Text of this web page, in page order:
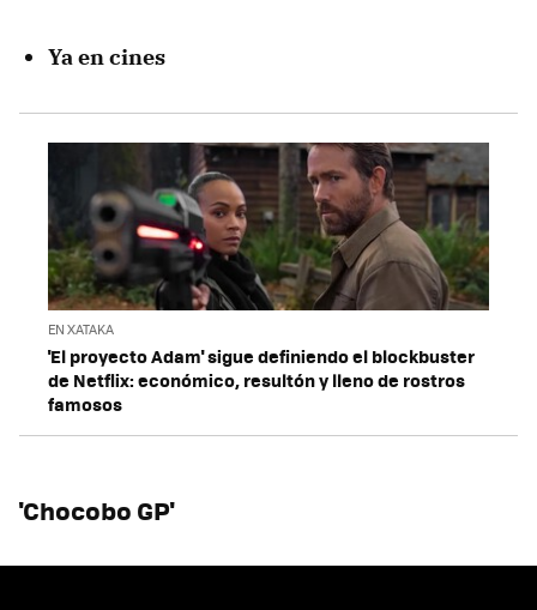
Ya en cines
EN XATAKA
'El proyecto Adam' sigue definiendo el blockbuster
de Netflix: económico, resultón y lleno de rostros
famosos
'Chocobo GP'